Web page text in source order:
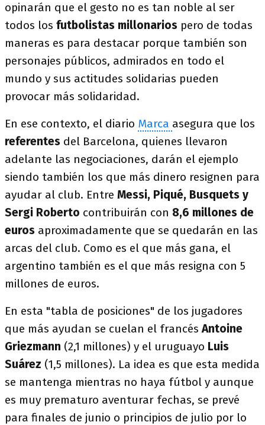
opinarán que el gesto no es tan noble al ser
todos los futbolistas millonarios pero de todas
maneras es para destacar porque también son
personajes públicos, admirados en todo el
mundo y sus actitudes solidarias pueden
provocar más solidaridad.
En ese contexto, el diario Marca asegura que los
referentes del Barcelona, quienes llevaron
adelante las negociaciones, darán el ejemplo
siendo también los que más dinero resignen para
ayudar al club. Entre Messi, Piqué, Busquets y
Sergi Roberto contribuirán con 8,6 millones de
euros aproximadamente que se quedarán en las
arcas del club. Como es el que más gana, el
argentino también es el que más resigna con 5
millones de euros.
En esta "tabla de posiciones" de los jugadores
que más ayudan se cuelan el francésAntoine
Griezmann (2,1 millones) y el uruguayo Luis
Suárez (1,5 millones). La idea es que esta medida
se mantenga mientras no haya fútbol y aunque
es muy prematuro aventurar fechas, se prevé
para finales de junio o principios de julio por lo